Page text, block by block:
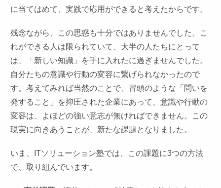
に当てはめて、実践で応用ができると考えたからです。
残念ながら、この思惑も十分ではありませんでした。こ
れができる人は限られていて、大半の人たちにとって
は、「新しい知識」を手に入れたに過ぎませんでした。
自分たちの意識や行動の変容に繋げられなかったので
す。考えてみれば当然のことで、冒頭のような「問いを
発すること」を抑圧された企業にあって、意識や行動の
変容は、よほどの強い意志が無ければできません。この
現実に向きあうことが、新たな課題となりました。
いま、ITソリューション塾では、この課題に3つの方法
で、取り組んでいます。